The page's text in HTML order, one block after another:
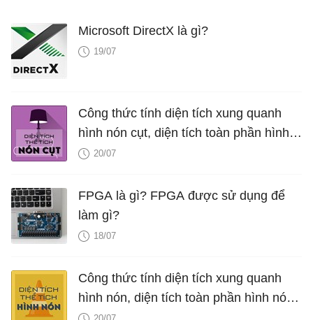
Microsoft DirectX là gì?
19/07
Công thức tính diện tích xung quanh
hình nón cụt, diện tích toàn phần hình
nón cụt, thể tích hình nón cụt
20/07
FPGA là gì? FPGA được sử dụng để
làm gì?
18/07
Công thức tính diện tích xung quanh
hình nón, diện tích toàn phần hình nón,
thể tích hình nón, V nón